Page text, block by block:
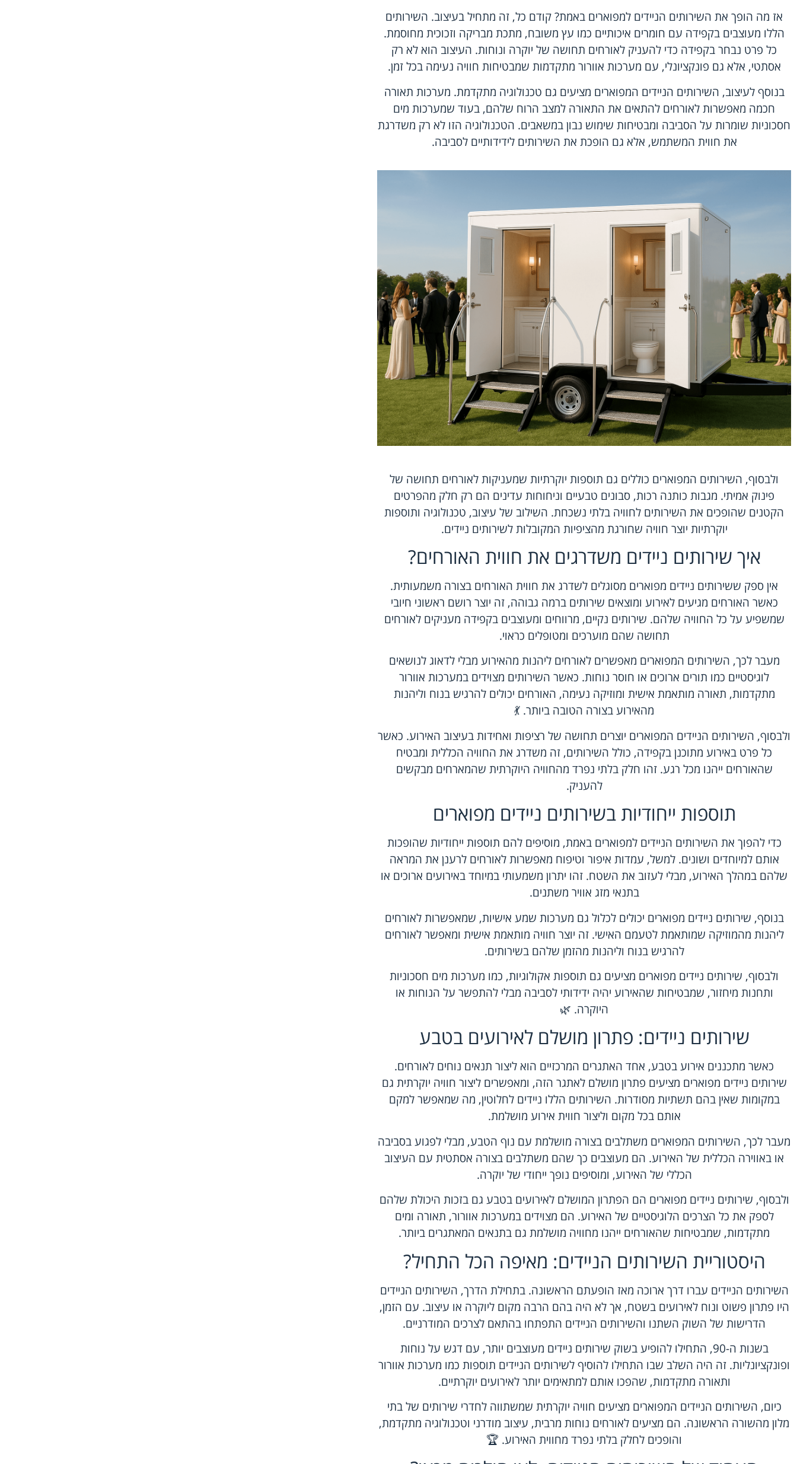
אז מה הופך את השירותים הניידים למפוארים באמת? קודם כל, זה מתחיל בעיצוב. השירותים
הללו מעוצבים בקפידה עם חומרים איכותיים כמו עץ משובח, מתכת מבריקה וזכוכית מחוסמת.
כל פרט נבחר בקפידה כדי להעניק לאורחים תחושה של יוקרה ונוחות. העיצוב הוא לא רק
אסתטי, אלא גם פונקציונלי, עם מערכות אוורור מתקדמות שמבטיחות חוויה נעימה בכל זמן.
בנוסף לעיצוב, השירותים הניידים המפוארים מציעים גם טכנולוגיה מתקדמת. מערכות תאורה
חכמה מאפשרות לאורחים להתאים את התאורה למצב הרוח שלהם, בעוד שמערכות מים
חסכוניות שומרות על הסביבה ומבטיחות שימוש נבון במשאבים. הטכנולוגיה הזו לא רק משדרגת
את חווית המשתמש, אלא גם הופכת את השירותים לידידותיים לסביבה.
ולבסוף, השירותים המפוארים כוללים גם תוספות יוקרתיות שמעניקות לאורחים תחושה של
פינוק אמיתי. מגבות כותנה רכות, סבונים טבעיים וניחוחות עדינים הם רק חלק מהפרטים
הקטנים שהופכים את השירותים לחוויה בלתי נשכחת. השילוב של עיצוב, טכנולוגיה ותוספות
יוקרתיות יוצר חוויה שחורגת מהציפיות המקובלות לשירותים ניידים.
איך שירותים ניידים משדרגים את חווית האורחים?
אין ספק ששירותים ניידים מפוארים מסוגלים לשדרג את חווית האורחים בצורה משמעותית.
כאשר האורחים מגיעים לאירוע ומוצאים שירותים ברמה גבוהה, זה יוצר רושם ראשוני חיובי
שמשפיע על כל החוויה שלהם. שירותים נקיים, מרווחים ומעוצבים בקפידה מעניקים לאורחים
תחושה שהם מוערכים ומטופלים כראוי.
מעבר לכך, השירותים המפוארים מאפשרים לאורחים ליהנות מהאירוע מבלי לדאוג לנושאים
לוגיסטיים כמו תורים ארוכים או חוסר נוחות. כאשר השירותים מצוידים במערכות אוורור
מתקדמות, תאורה מותאמת אישית ומוזיקה נעימה, האורחים יכולים להרגיש בנוח וליהנות
מהאירוע בצורה הטובה ביותר. 💃
ולבסוף, השירותים הניידים המפוארים יוצרים תחושה של רציפות ואחידות בעיצוב האירוע. כאשר
כל פרט באירוע מתוכנן בקפידה, כולל השירותים, זה משדרג את החוויה הכללית ומבטיח
שהאורחים ייהנו מכל רגע. זהו חלק בלתי נפרד מהחוויה היוקרתית שהמארחים מבקשים
להעניק.
תוספות ייחודיות בשירותים ניידים מפוארים
כדי להפוך את השירותים הניידים למפוארים באמת, מוסיפים להם תוספות ייחודיות שהופכות
אותם למיוחדים ושונים. למשל, עמדות איפור וטיפוח מאפשרות לאורחים לרענן את המראה
שלהם במהלך האירוע, מבלי לעזוב את השטח. זהו יתרון משמעותי במיוחד באירועים ארוכים או
בתנאי מזג אוויר משתנים.
בנוסף, שירותים ניידים מפוארים יכולים לכלול גם מערכות שמע אישיות, שמאפשרות לאורחים
ליהנות מהמוזיקה שמותאמת לטעמם האישי. זה יוצר חוויה מותאמת אישית ומאפשר לאורחים
להרגיש בנוח וליהנות מהזמן שלהם בשירותים.
ולבסוף, שירותים ניידים מפוארים מציעים גם תוספות אקולוגיות, כמו מערכות מים חסכוניות
ותחנות מיחזור, שמבטיחות שהאירוע יהיה ידידותי לסביבה מבלי להתפשר על הנוחות או
היוקרה. 🌿
שירותים ניידים: פתרון מושלם לאירועים בטבע
כאשר מתכננים אירוע בטבע, אחד האתגרים המרכזיים הוא ליצור תנאים נוחים לאורחים.
שירותים ניידים מפוארים מציעים פתרון מושלם לאתגר הזה, ומאפשרים ליצור חוויה יוקרתית גם
במקומות שאין בהם תשתיות מסודרות. השירותים הללו ניידים לחלוטין, מה שמאפשר למקם
אותם בכל מקום וליצור חווית אירוע מושלמת.
מעבר לכך, השירותים המפוארים משתלבים בצורה מושלמת עם נוף הטבע, מבלי לפגוע בסביבה
או באווירה הכללית של האירוע. הם מעוצבים כך שהם משתלבים בצורה אסתטית עם העיצוב
הכללי של האירוע, ומוסיפים נופך ייחודי של יוקרה.
ולבסוף, שירותים ניידים מפוארים הם הפתרון המושלם לאירועים בטבע גם בזכות היכולת שלהם
לספק את כל הצרכים הלוגיסטיים של האירוע. הם מצוידים במערכות אוורור, תאורה ומים
מתקדמות, שמבטיחות שהאורחים ייהנו מחוויה מושלמת גם בתנאים המאתגרים ביותר.
היסטוריית השירותים הניידים: מאיפה הכל התחיל?
השירותים הניידים עברו דרך ארוכה מאז הופעתם הראשונה. בתחילת הדרך, השירותים הניידים
היו פתרון פשוט ונוח לאירועים בשטח, אך לא היה בהם הרבה מקום ליוקרה או עיצוב. עם הזמן,
הדרישות של השוק השתנו והשירותים הניידים התפתחו בהתאם לצרכים המודרניים.
בשנות ה-90, התחילו להופיע בשוק שירותים ניידים מעוצבים יותר, עם דגש על נוחות
ופונקציונליות. זה היה השלב שבו התחילו להוסיף לשירותים הניידים תוספות כמו מערכות אוורור
ותאורה מתקדמות, שהפכו אותם למתאימים יותר לאירועים יוקרתיים.
כיום, השירותים הניידים המפוארים מציעים חוויה יוקרתית שמשתווה לחדרי שירותים של בתי
מלון מהשורה הראשונה. הם מציעים לאורחים נוחות מרבית, עיצוב מודרני וטכנולוגיה מתקדמת,
והופכים לחלק בלתי נפרד מחווית האירוע. 🏆